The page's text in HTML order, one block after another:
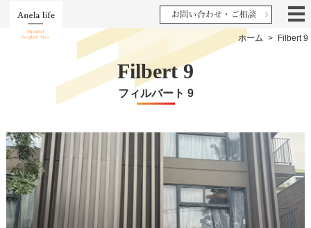
ホーム > Filbert 9
Filbert 9
フィルバート 9